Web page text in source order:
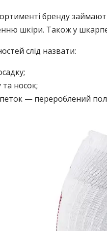
бренду
шкіри. Також у
слід назвати:
та носок;
— перероблений